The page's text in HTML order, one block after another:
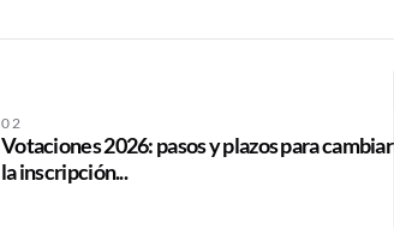
02
Votaciones 2026: pasos y plazos para cambiar
la inscripción...